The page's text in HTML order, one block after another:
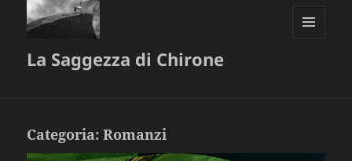
La Saggezza di Chirone
Categoria:Romanzi